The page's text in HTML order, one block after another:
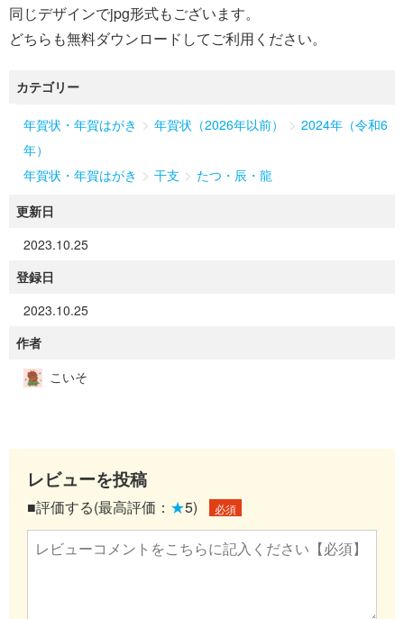
同じデザインでjpg形式もございます。
どちらも無料ダウンロードしてご利用ください。
カテゴリー
年賀状・年賀はがき > 年賀状（2026年以前） > 2024年（令和6
年）
年賀状・年賀はがき > 干支 > たつ・辰・龍
更新日
2023.10.25
登録日
2023.10.25
作者
こいそ
レビューを投稿
■評価する(最高評価： ★5) 必須